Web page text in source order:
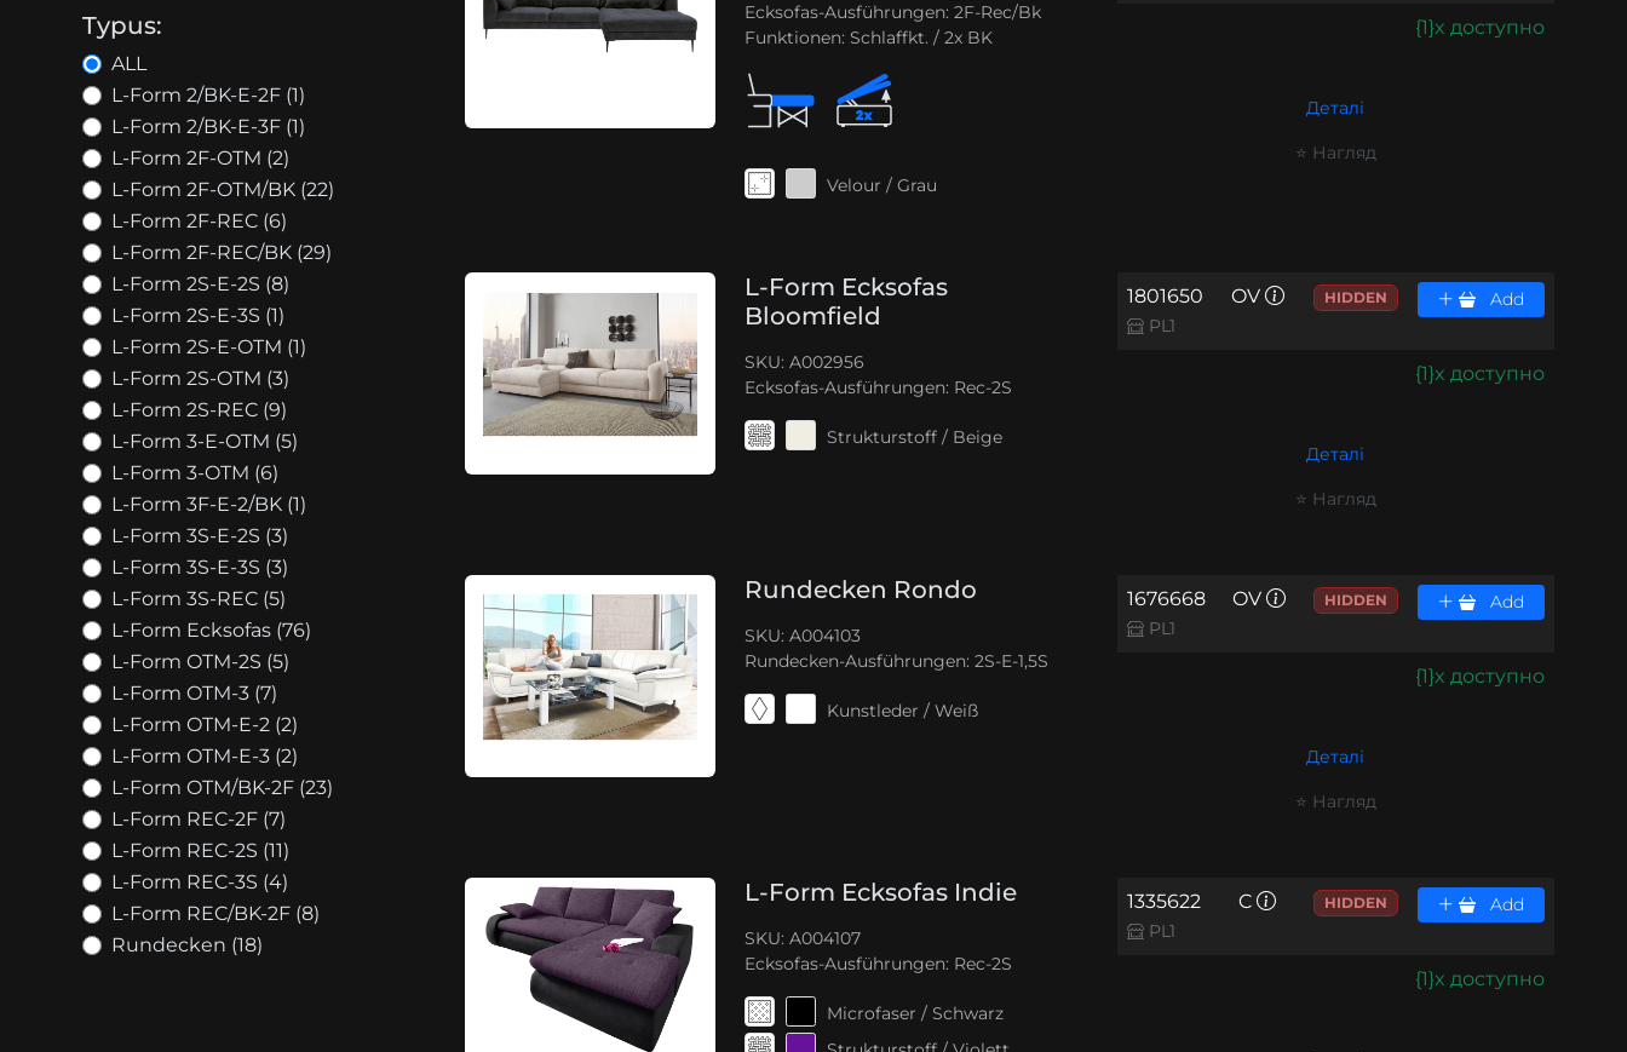
Typus:
ALL
L-Form 2/BK-E-2F (1)
L-Form 2/BK-E-3F (1)
L-Form 2F-OTM (2)
L-Form 2F-OTM/BK (22)
L-Form 2F-REC (6)
L-Form 2F-REC/BK (29)
L-Form 2S-E-2S (8)
L-Form 2S-E-3S (1)
L-Form 2S-E-OTM (1)
L-Form 2S-OTM (3)
L-Form 2S-REC (9)
L-Form 3-E-OTM (5)
L-Form 3-OTM (6)
L-Form 3F-E-2/BK (1)
L-Form 3S-E-2S (3)
L-Form 3S-E-3S (3)
L-Form 3S-REC (5)
L-Form Ecksofas (76)
L-Form OTM-2S (5)
L-Form OTM-3 (7)
L-Form OTM-E-2 (2)
L-Form OTM-E-3 (2)
L-Form OTM/BK-2F (23)
L-Form REC-2F (7)
L-Form REC-2S (11)
L-Form REC-3S (4)
L-Form REC/BK-2F (8)
Rundecken (18)
Ecksofas-Ausführungen: 2F-Rec/Bk
Funktionen: Schlaffkt. / 2x BK
Velour / Grau
{1}x доступно
Деталі
⭐ Нагляд
L-Form Ecksofas
Bloomfield
SKU: A002956
Ecksofas-Ausführungen: Rec-2S
Strukturstoff / Beige
1801650
PL1
OV HIDDEN Add
{1}x доступно
Деталі
⭐ Нагляд
Rundecken Rondo
SKU: A004103
Rundecken-Ausführungen: 2S-E-1,5S
Kunstleder / Weiß
1676668
PL1
OV HIDDEN Add
{1}x доступно
Деталі
⭐ Нагляд
L-Form Ecksofas Indie
SKU: A004107
Ecksofas-Ausführungen: Rec-2S
Microfaser / Schwarz
1335622
PL1
C HIDDEN Add
{1}x доступно